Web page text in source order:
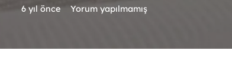
6 yıl önce Yorum yapılmamış